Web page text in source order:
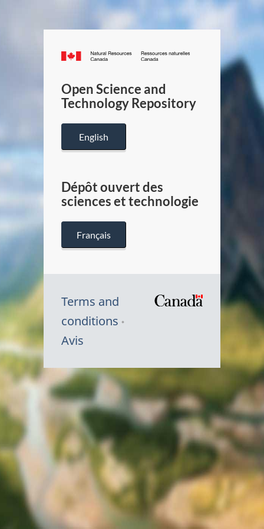
Canada.ca
/
Canada
Open Science and
Technology Repository
English
Dépôt ouvert des
sciences et technologie
Français
Terms and
conditions
Avis
Canada